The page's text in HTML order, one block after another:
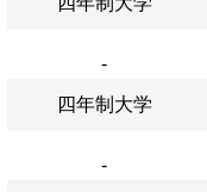
-
四年制大学
-